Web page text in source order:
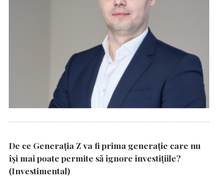
De ce Generația Z va fi prima generație care nu
își mai poate permite să ignore investițiile?
(Investimental)